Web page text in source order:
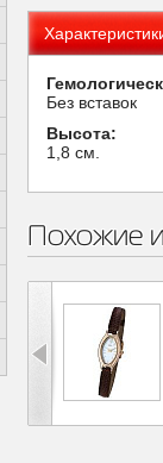
Без вставок
Высота:
1,8 см.
Похожие